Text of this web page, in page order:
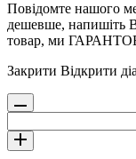
Повідомте нашого
дешевше, напишіть
товар, ми
Закрити Відкрити